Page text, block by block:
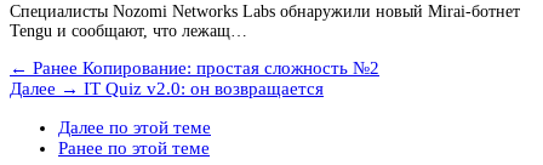
Специалисты Nozomi Networks Labs обнаружили новый Mirai-ботнет
Tengu и сообщают, что лежащ…
← Ранее Копирование: простая сложность №2
Далее → IT Quiz v2.0: он возвращается
Далее по этой теме
Ранее по этой теме